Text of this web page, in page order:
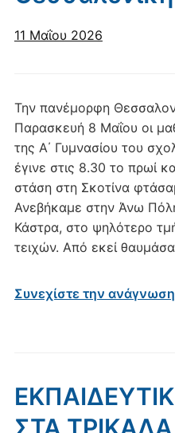
11 Μαΐου 2026
Την πανέμορφη
Παρασκευή 8 Μαΐου οι
της Α΄ Γυμνασίου του
έγινε στις 8.30 το πρωί
στάση στη Σκοτίνα
Ανεβήκαμε στην Άνω
Κάστρα, στο ψηλότερο
τειχών. Από εκεί
Συνεχίστε την